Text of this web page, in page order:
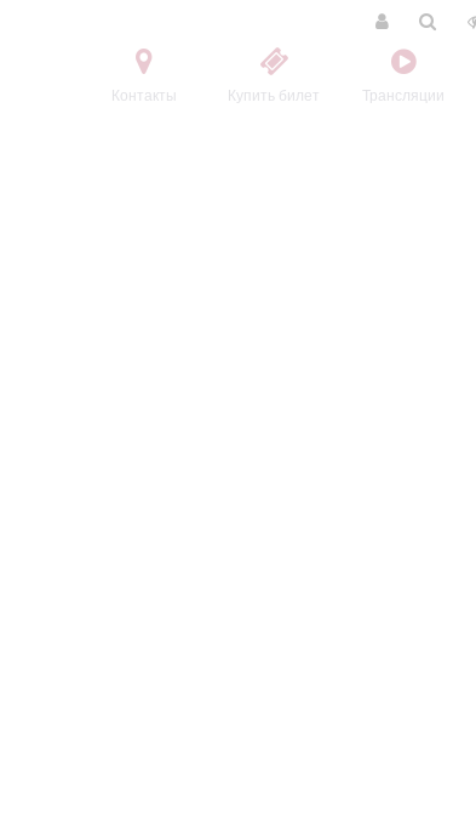
Контакты Купить билет Трансляции